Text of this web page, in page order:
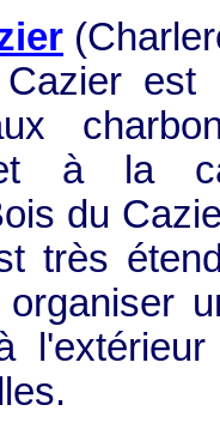
est
à la
du
très